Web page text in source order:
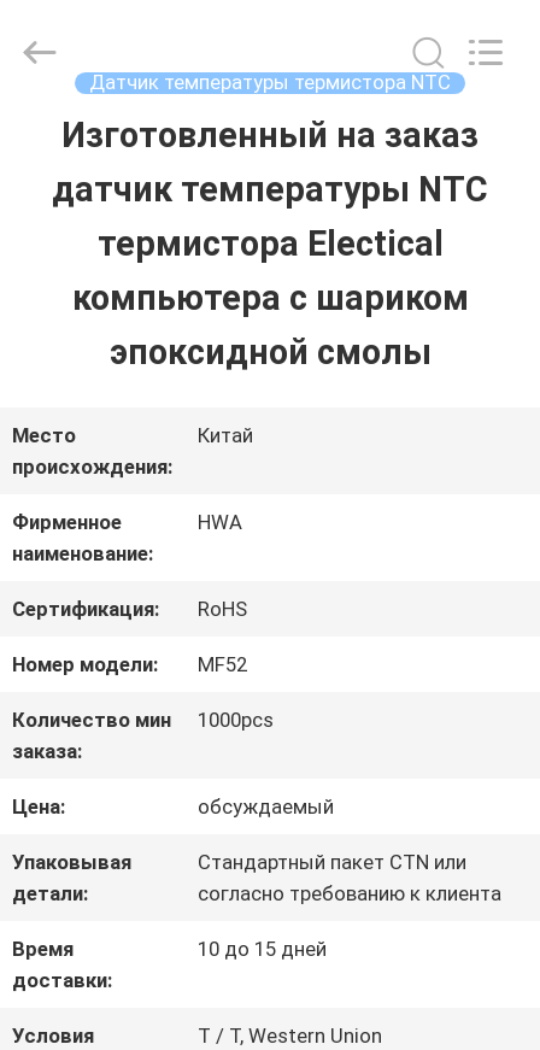
ДОМ
ЭКСКУРСИЯ
ПО
ФАБРИКЕ
КОНТРОЛЬ
КАЧЕСТВА
СВЯЗАТЬСЯ
С
НАМИ
НОВОСТИ
Hwalon
Electronic
Датчик температуры термистора NTC
Изготовленный на заказ
датчик температуры NTC
термистора Electical
компьютера с шариком
эпоксидной смолы
Место
происхождения:
Китай
Фирменное
наименование:
HWA
Сертификация: RoHS
Номер модели: MF52
Количество мин
заказа:
1000pcs
Цена: обсуждаемый
Упаковывая
детали:
Стандартный пакет CTN или
согласно требованию к клиента
Время
доставки:
10 до 15 дней
Условия
T / T, Western Union